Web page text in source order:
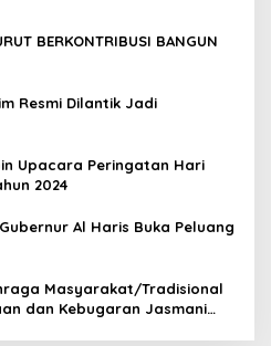
BERKONTRIBUSI BANGUN
Resmi Dilantik Jadi
Upacara Peringatan Hari
2024
Al Haris Buka Peluang
Masyarakat/Tradisional
dan Kebugaran Jasmani